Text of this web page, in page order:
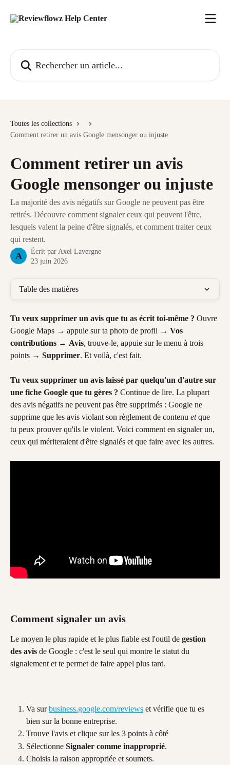
Toutes les collections
Comment retirer un avis Google mensonger ou injuste
Comment retirer un avis
Google mensonger ou injuste
La majorité des avis négatifs sur Google ne peuvent pas être
retirés. Découvre comment signaler ceux qui peuvent l'être,
lesquels valent la peine d'être signalés, et comment traiter ceux
qui restent.
A Écrit par Axel Lavergne
23 juin 2026
Table des matières
Tu veux supprimer un avis que tu as écrit toi-même ? Ouvre
Google Maps → appuie sur ta photo de profil → Vos
contributions → Avis, trouve-le, appuie sur le menu à trois
points → Supprimer. Et voilà, c'est fait.
Tu veux supprimer un avis laissé par quelqu'un d'autre sur
une fiche Google que tu gères ? Continue de lire. La plupart
des avis négatifs ne peuvent pas être supprimés : Google ne
supprime que les avis violant son règlement de contenu et que
tu peux prouver qu'ils le violent. Voici comment en signaler un,
ceux qui mériteraient d'être signalés et que faire avec les autres.
Comment signaler un avis
Le moyen le plus rapide et le plus fiable est l'outil de gestion
des avis de Google : c'est le seul qui montre le statut du
signalement et te permet de faire appel plus tard.
Va sur business.google.com/reviews et vérifie que tu es
bien sur la bonne entreprise.
Trouve l'avis et clique sur les 3 points à côté
Sélectionne Signaler comme inapproprié.
Choisis la raison appropriée et soumets.